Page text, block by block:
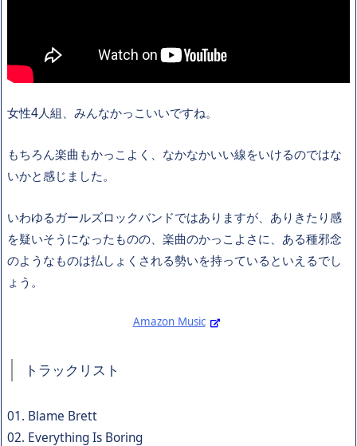
女性4人組、みんなかっこいいですね。
もちろん楽曲もかっこよく、なかなかいい線をいけるのではな
いかと感じました。
いわゆるガールズロックバンドではありますが、ありきたり感
を疑いそうになったものの、楽曲のかっこよさに、ある種邪念
のようなものは払しょくされる勢いを持っているといえるでし
ょう。
Amazon Music
トラックリスト
01. Blame Brett
02. Everything Is Boring